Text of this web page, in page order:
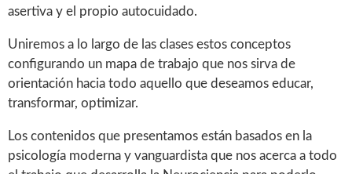
asertiva y el propio autocuidado.
Uniremos a lo largo de las clases estos conceptos
configurando un mapa de trabajo que nos sirva de
orientación hacia todo aquello que deseamos educar,
transformar, optimizar.
Los contenidos que presentamos están basados en la
psicología moderna y vanguardista que nos acerca a todo